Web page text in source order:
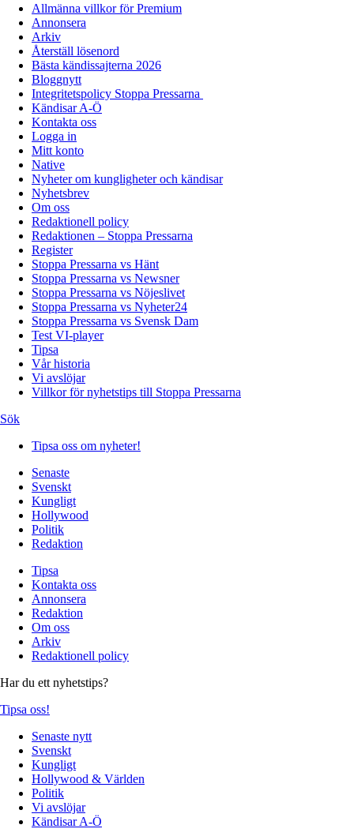
Allmänna villkor för Premium
Annonsera
Arkiv
Återställ lösenord
Bästa kändissajterna 2026
Bloggnytt
Integritetspolicy Stoppa Pressarna
Kändisar A-Ö
Kontakta oss
Logga in
Mitt konto
Native
Nyheter om kungligheter och kändisar
Nyhetsbrev
Om oss
Redaktionell policy
Redaktionen – Stoppa Pressarna
Register
Stoppa Pressarna vs Hänt
Stoppa Pressarna vs Newsner
Stoppa Pressarna vs Nöjeslivet
Stoppa Pressarna vs Nyheter24
Stoppa Pressarna vs Svensk Dam
Test VI-player
Tipsa
Vår historia
Vi avslöjar
Villkor för nyhetstips till Stoppa Pressarna
Sök
Tipsa oss om nyheter!
Senaste
Svenskt
Kungligt
Hollywood
Politik
Redaktion
Tipsa
Kontakta oss
Annonsera
Redaktion
Om oss
Arkiv
Redaktionell policy
Har du ett nyhetstips?
Tipsa oss!
Senaste nytt
Svenskt
Kungligt
Hollywood & Världen
Politik
Vi avslöjar
Kändisar A-Ö